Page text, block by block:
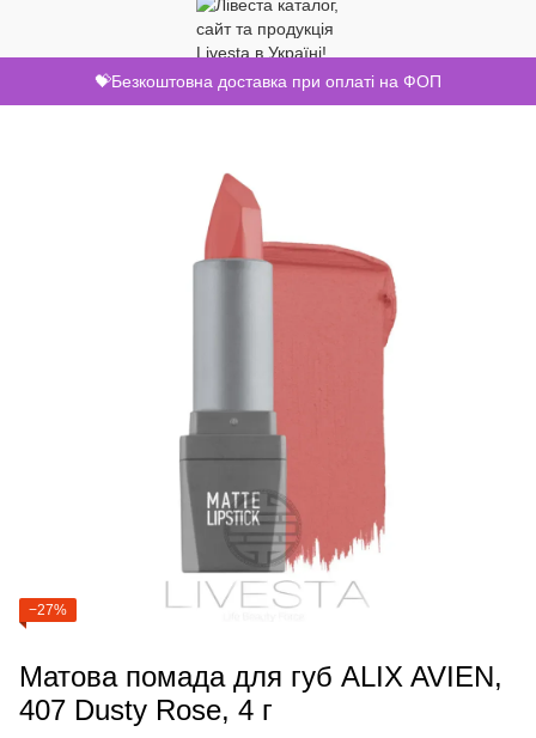
💝Безкоштовна доставка при оплаті на ФОП
−27%
Матова помада для губ ALIX AVIEN,
407 Dusty Rose, 4 г